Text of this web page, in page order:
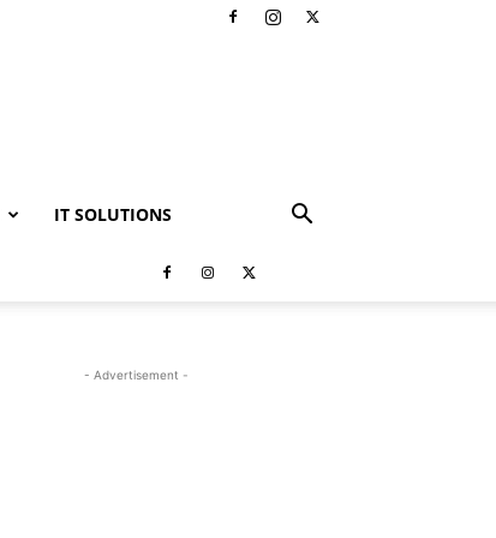
IT SOLUTIONS
- Advertisement -